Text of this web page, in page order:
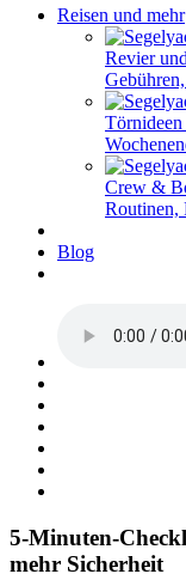
Reisen und mehr
Revier
Crew &
Routinen,
Blog
5-Minuten-
mehr Sicherheit